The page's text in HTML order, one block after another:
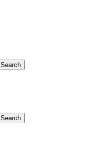
Search
Search